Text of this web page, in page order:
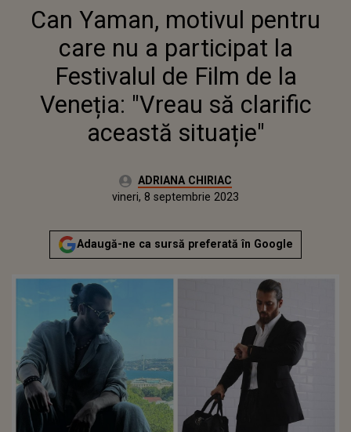
CARE NU A PARTICIPAT LA
FESTIVALUL DE FILM DE LA
VENEȚIA: "VREAU SĂ CLARIFIC
ACEASTĂ SITUAȚIE"
Can Yaman, motivul pentru
care nu a participat la
Festivalul de Film de la
Veneția: "Vreau să clarific
această situație"
Autor:ADRIANA CHIRIAC
vineri, 8 septembrie 2023Actualizat:
vineri, 8 septembrie 2023
Adaugă-ne ca sursă preferată în Google